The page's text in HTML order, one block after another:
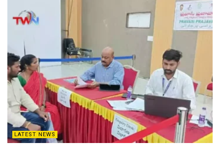
LATEST NEWS